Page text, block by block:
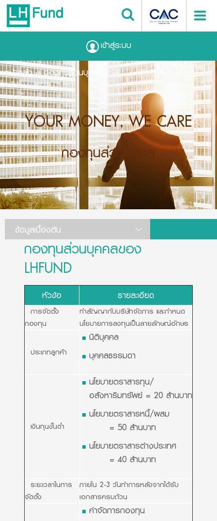
เข้าสู่ระบบ
YOUR MONEY, WE CARE
กองทุนส่วนบุคคล
หน้าหลัก กองทุนส่วนบุคคล
ข้อมูลเบื้องต้น
กองทุนส่วนบุคคลของ
LHFUND
หัวข้อ รายละเอียด
การจัดตั้ง
กองทุน
ทำสัญญากับบริษัทจัดการ และกำหนด
นโยบายการลงทุนเป็นลายลักษณ์อักษร
ประเภทลูกค้า
นิติบุคคล
บุคคลธรรมดา
เงินทุนขั้นต่ำ
นโยบายตราสารทุน/
อสังหาริมทรัพย์ = 20 ล้านบาท
นโยบายตราสารหนี้/ผสม
= 50 ล้านบาท
นโยบายตราสารต่างประเทศ
= 40 ล้านบาท
ระยะเวลาในการ
จัดตั้ง
ภายใน 2-3 วันทำการหลังจากได้รับ
เอกสารครบถ้วน
ค่าจัดการกองทุน